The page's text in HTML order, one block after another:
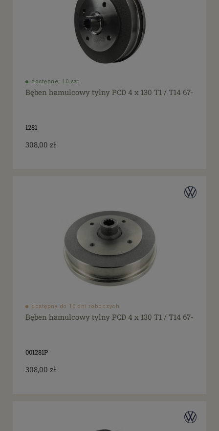
dostępne: 10 szt.
Bęben hamulcowy tylny PCD 4 x 130 T1 / T14 67-
1281
308,00 zł
dostępny do 10 dni roboczych
Bęben hamulcowy tylny PCD 4 x 130 T1 / T14 67-
001281P
308,00 zł